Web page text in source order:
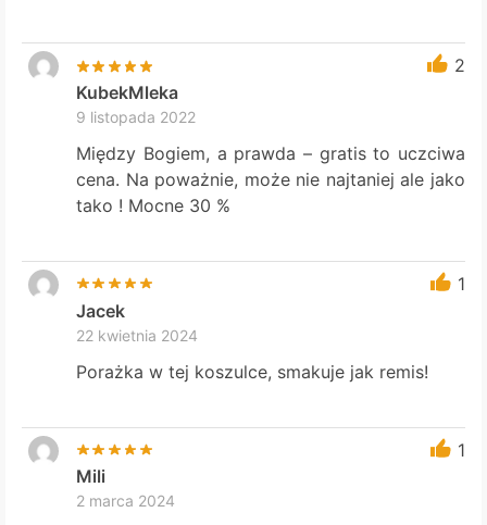
2
KubekMleka
9 listopada 2022
Między Bogiem, a prawda – gratis to uczciwa
cena. Na poważnie, może nie najtaniej ale jako
tako ! Mocne 30 %
1
Jacek
22 kwietnia 2024
Porażka w tej koszulce, smakuje jak remis!
1
Mili
2 marca 2024